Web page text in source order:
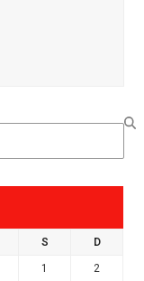
S D
1 2